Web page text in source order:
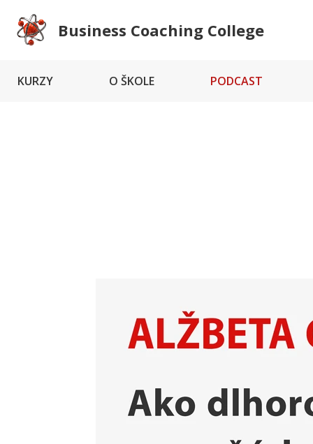
Business Coaching College
KURZY O ŠKOLE PODCAST